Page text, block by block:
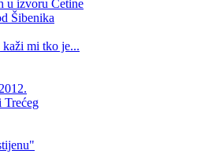
u izvoru Cetine
Šibenika
kaži mi tko je...
Trećeg